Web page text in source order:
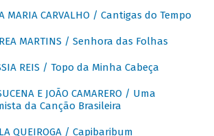
MARIA CARVALHO / Cantigas do Tempo
MARTINS / Senhora das Folhas
REIS / Topo da Minha Cabeça
E JOÃO CAMARERO / Uma
da Canção Brasileira
QUEIROGA / Capibaribum